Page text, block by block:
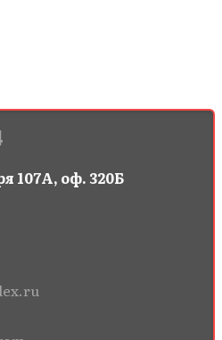
107А, оф. 320Б